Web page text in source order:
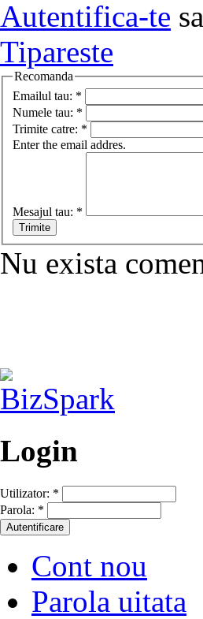
Autentifica-te
Tipareste
Recomanda
Emailul tau: *
Numele tau: *
Trimite catre: *
Enter the email addres.
Mesajul tau: *
Nu exista
Login
Utilizator: *
Parola: *
Cont nou
Parola uitata